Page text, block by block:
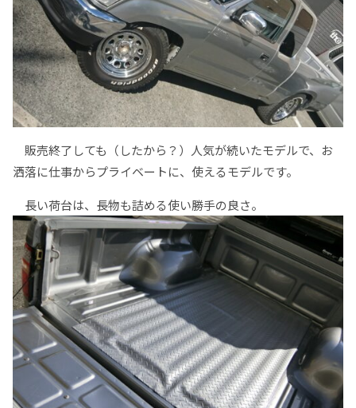
販売終了しても（したから？）人気が続いたモデルで、お
洒落に仕事からプライベートに、使えるモデルです。
長い荷台は、長物も詰める使い勝手の良さ。